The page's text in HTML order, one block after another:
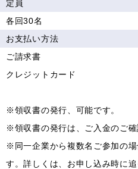
定員
各回30名
お支払い方法
ご請求書
クレジットカード
※領収書の発行、可能です。
※領収書の発行は、ご入金のご確
※同一企業から複数名ご参加の
す。詳しくは、お申し込み時に